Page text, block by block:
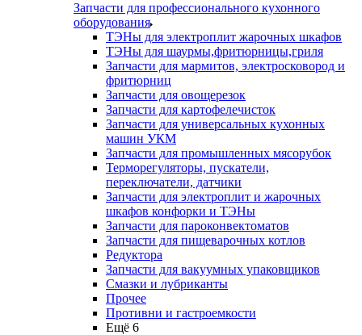
Запчасти для профессионального кухонного
оборудования
ТЭНы для электроплит жарочных шкафов
ТЭНы для шаурмы,фритюрницы,гриля
Запчасти для мармитов, электросковород и
фритюрниц
Запчасти для овощерезок
Запчасти для картофелечисток
Запчасти для универсальных кухонных
машин УКМ
Запчасти для промышленных мясорубок
Терморегуляторы, пускатели,
переключатели, датчики
Запчасти для электроплит и жарочных
шкафов конфорки и ТЭНы
Запчасти для пароконвектоматов
Запчасти для пищеварочных котлов
Редуктора
Запчасти для вакуумных упаковщиков
Смазки и лубриканты
Прочее
Противни и гастроемкости
Ещё 6